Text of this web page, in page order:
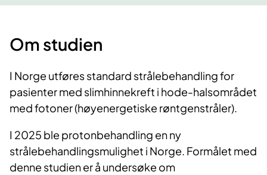
Om studien
I Norge utføres standard strålebehandling for
pasienter med slimhinnekreft i hode-halsområdet
med fotoner (høyenergetiske røntgenstråler).
I 2025 ble protonbehandling en ny
strålebehandlingsmulighet i Norge. Formålet med
denne studien er å undersøke om